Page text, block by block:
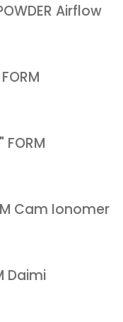
Airflow
FORM
Cam Ionomer
Daimi